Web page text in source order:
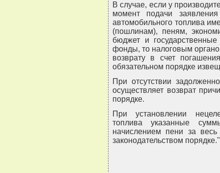
В случае, если у
момент подачи
автомобильного топлива
(пошлинам), пеням,
бюджет и
фонды, то налоговым
возврату в счет
обязательном порядке
При отсутствии
осуществляет возврат
порядке.
При установлении
топлива указанные
начислением пени за
законодательством